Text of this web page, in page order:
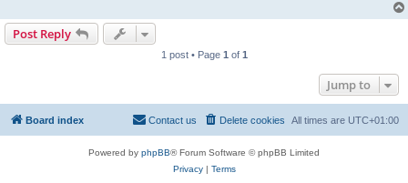
Post Reply
1 post • Page 1 of 1
Jump to
Board index All times are UTC+01:00
Delete cookies
Contact us
Powered by phpBB® Forum Software © phpBB Limited
Privacy| Terms